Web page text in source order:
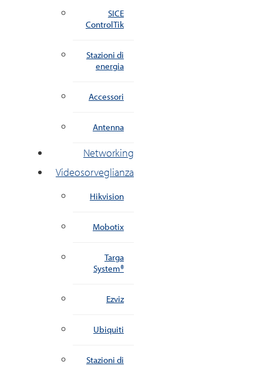
SICE
ControlTik
Stazioni di
energia
Accessori
Antenna
Networking
Videosorveglianza
Hikvision
Mobotix
Targa
System®
Ezviz
Ubiquiti
Stazioni di